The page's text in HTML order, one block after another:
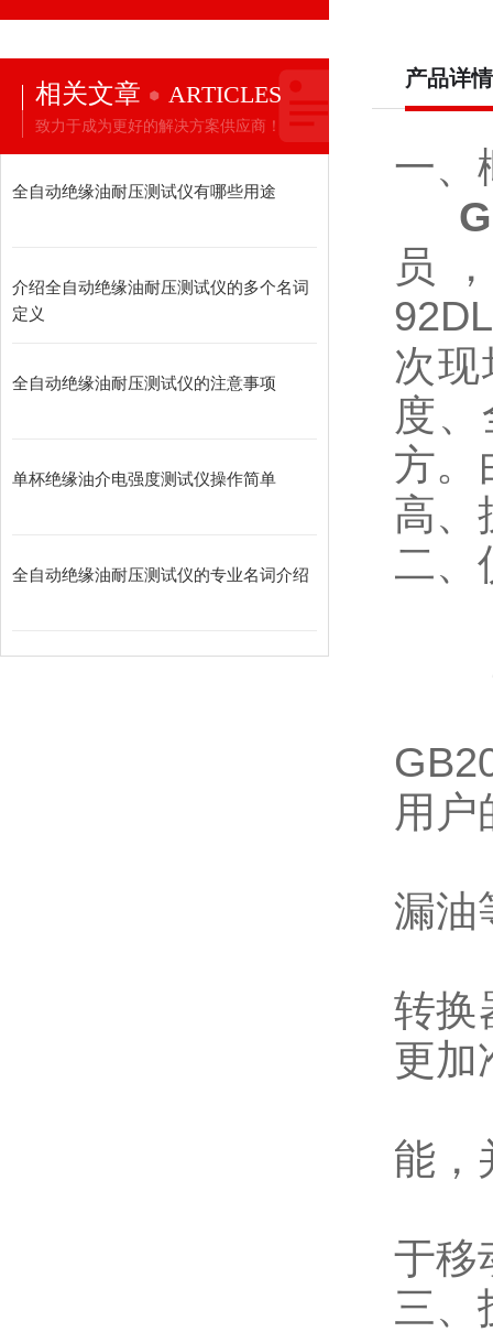
相关文章 ARTICLES
致力于成为更好的解决方案供应商！
全自动绝缘油耐压测试仪有哪些用途
介绍全自动绝缘油耐压测试仪的多个名词
定义
全自动绝缘油耐压测试仪的注意事项
单杯绝缘油介电强度测试仪操作简单
全自动绝缘油耐压测试仪的专业名词介绍
产品详情
一、
员
次
度
方。
高、
二、
用户
漏油
转换
更加
能，
于移
三、